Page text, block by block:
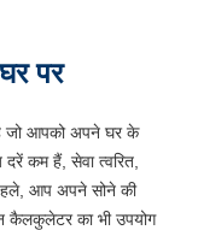
पर
जो आपको अपने घर के
कम हैं, सेवा त्वरित,
आप अपने सोने की
कैलकुलेटर का भी उपयोग